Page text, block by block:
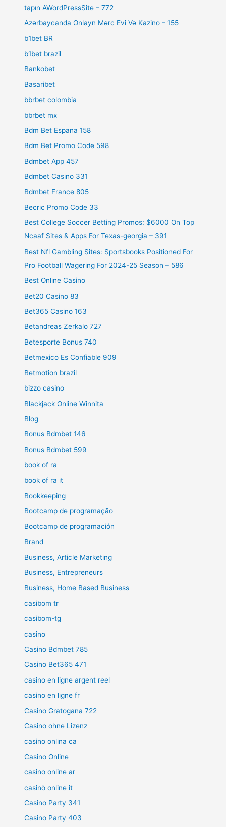
tapın AWordPressSite – 772
Azərbaycanda Onlayn Mərc Evi Və Kazino – 155
b1bet BR
b1bet brazil
Bankobet
Basaribet
bbrbet colombia
bbrbet mx
Bdm Bet Espana 158
Bdm Bet Promo Code 598
Bdmbet App 457
Bdmbet Casino 331
Bdmbet France 805
Becric Promo Code 33
Best College Soccer Betting Promos: $6000 On Top
Ncaaf Sites & Apps For Texas-georgia – 391
Best Nfl Gambling Sites: Sportsbooks Positioned For
Pro Football Wagering For 2024-25 Season – 586
Best Online Casino
Bet20 Casino 83
Bet365 Casino 163
Betandreas Zerkalo 727
Betesporte Bonus 740
Betmexico Es Confiable 909
Betmotion brazil
bizzo casino
Blackjack Online Winnita
Blog
Bonus Bdmbet 146
Bonus Bdmbet 599
book of ra
book of ra it
Bookkeeping
Bootcamp de programação
Bootcamp de programación
Brand
Business, Article Marketing
Business, Entrepreneurs
Business, Home Based Business
casibom tr
casibom-tg
casino
Casino Bdmbet 785
Casino Bet365 471
casino en ligne argent reel
casino en ligne fr
Casino Gratogana 722
Casino ohne Lizenz
casino onlina ca
Casino Online
casino online ar
casinò online it
Casino Party 341
Casino Party 403